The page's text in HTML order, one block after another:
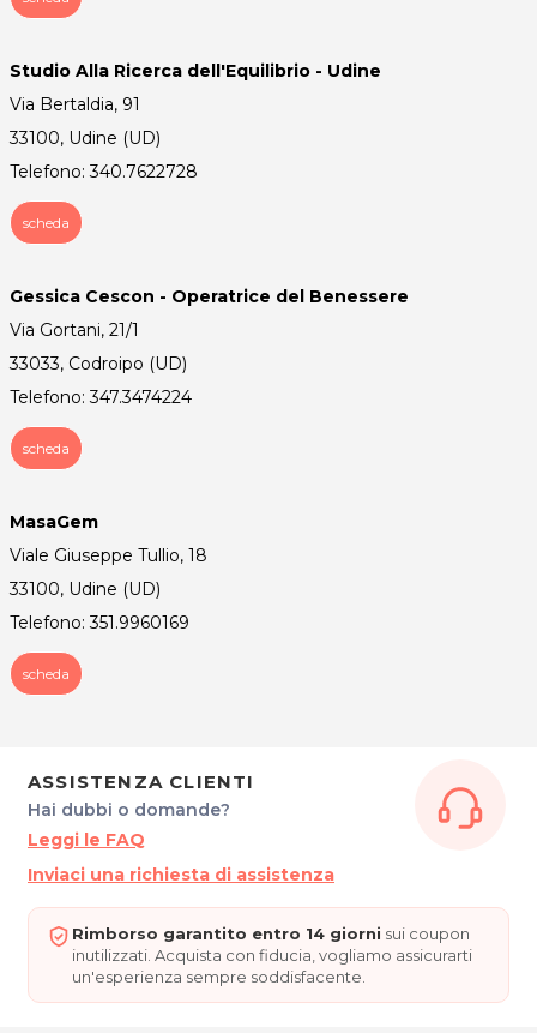
Studio Alla Ricerca dell'Equilibrio - Udine
Via Bertaldia, 91
33100, Udine (UD)
Telefono: 340.7622728
scheda
Gessica Cescon - Operatrice del Benessere
Via Gortani, 21/1
33033, Codroipo (UD)
Telefono: 347.3474224
scheda
MasaGem
Viale Giuseppe Tullio, 18
33100, Udine (UD)
Telefono: 351.9960169
scheda
ASSISTENZA CLIENTI
Hai dubbi o domande?
Leggi le FAQ
Inviaci una richiesta di assistenza
Rimborso garantito entro 14 giorni sui coupon
inutilizzati. Acquista con fiducia, vogliamo assicurarti
un'esperienza sempre soddisfacente.